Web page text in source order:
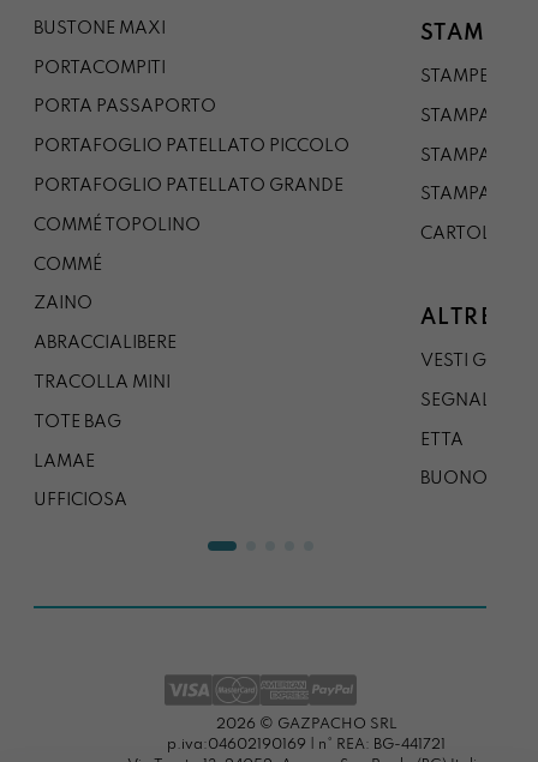
BUSTONE MAXI
PORTACOMPITI
PORTA PASSAPORTO
PORTAFOGLIO PATELLATO PICCOLO
PORTAFOGLIO PATELLATO GRANDE
COMMÉ TOPOLINO
COMMÉ
ZAINO
ABRACCIALIBERE
TRACOLLA MINI
TOTE BAG
LAMAE
UFFICIOSA
STAMPE
STAMPE A5
STAMPA A3
STAMPA A1
STAMPA A0
CARTOLINA
ALTRE
VESTI
SEGNALIBRO
ETTA
BUONO
2026 © GAZPACHO SRL
p.iva:04602190169 | n° REA: BG-441721